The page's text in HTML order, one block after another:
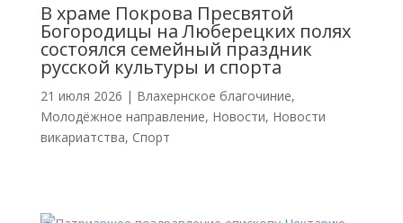
В храме Покрова Пресвятой
Богородицы на Люберецких полях
состоялся семейный праздник
русской культуры и спорта
21 июля 2026 | Влахернское благочиние,
Молодёжное направление, Новости, Новости
викариатства, Спорт